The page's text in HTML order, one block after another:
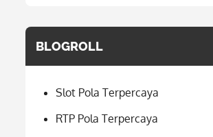
BLOGROLL
Slot Pola Terpercaya
RTP Pola Terpercaya